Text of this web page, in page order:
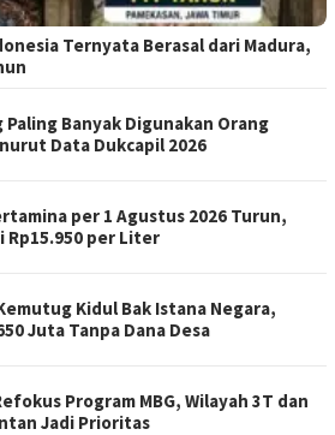
Ternyata Berasal dari Madura,
Paling Banyak Digunakan Orang
Data Dukcapil 2026
per 1 Agustus 2026 Turun,
Rp15.950 per Liter
Kidul Bak Istana Negara,
Juta Tanpa Dana Desa
Program MBG, Wilayah 3T dan
Jadi Prioritas